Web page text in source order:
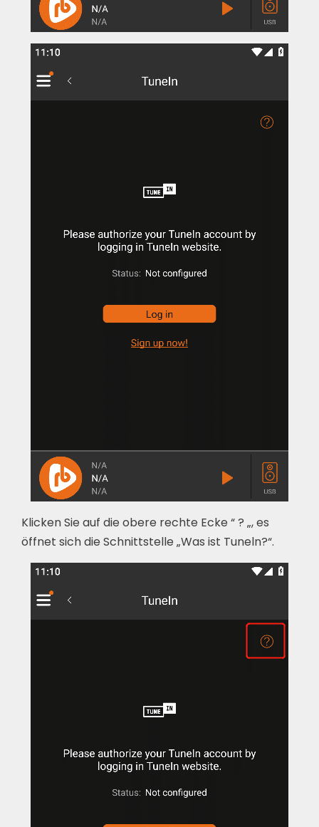
Klicken Sie auf die obere rechte Ecke “ ? „, es
öffnet sich die Schnittstelle „Was ist Tuneln?“.